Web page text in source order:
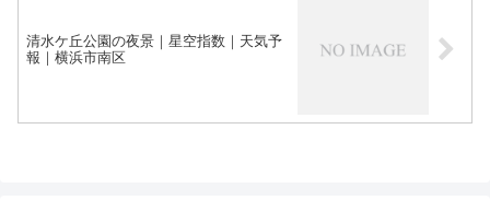
清水ケ丘公園の夜景｜星空指数｜天気予
報｜横浜市南区